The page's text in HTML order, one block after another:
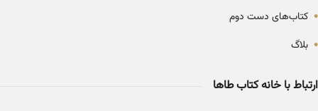
• کتاب‌های دست دوم
• بلاگ
ارتباط با خانه کتاب طاها